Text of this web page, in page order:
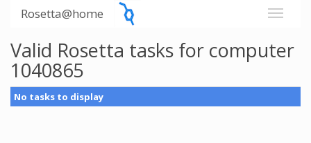
Rosetta@home
Valid Rosetta tasks for computer
1040865
No tasks to display